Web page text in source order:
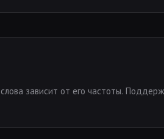
зависит от его частоты.